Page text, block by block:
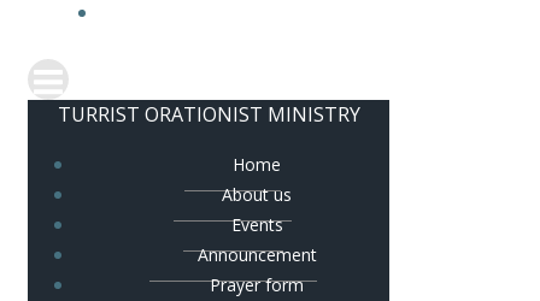
TURRIST ORATIONIST MINISTRY
Home
About us
Events
Announcement
Prayer form